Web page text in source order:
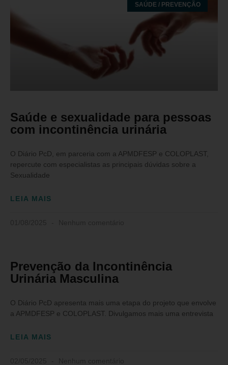
SAÚDE / PREVENÇÃO
Saúde e sexualidade para pessoas
com incontinência urinária
O Diário PcD, em parceria com a APMDFESP e COLOPLAST,
repercute com especialistas as principais dúvidas sobre a
Sexualidade
LEIA MAIS
Prevenção da Incontinência
Urinária Masculina
O Diário PcD apresenta mais uma etapa do projeto que envolve
a APMDFESP e COLOPLAST. Divulgamos mais uma entrevista
LEIA MAIS